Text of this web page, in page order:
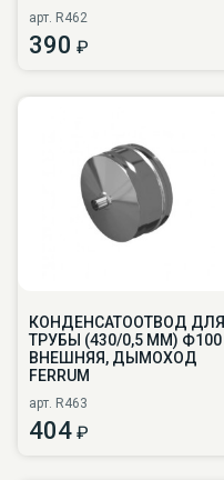
арт. R462
390 ₽
КОНДЕНСАТООТВОД ДЛЯ
ТРУБЫ (430/0,5 ММ) Ф100
ВНЕШНЯЯ, ДЫМОХОД
FERRUM
арт. R463
404 ₽